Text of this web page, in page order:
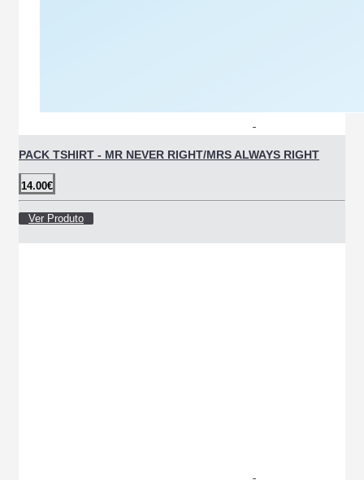
PACK TSHIRT - MR NEVER RIGHT/MRS ALWAYS RIGHT
14.00€
Ver Produto